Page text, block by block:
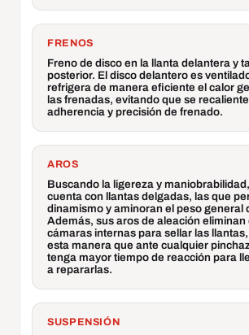
FRENOS
Freno de disco en la llanta delantera y
posterior. El disco delantero es
refrigera de manera eficiente el calor
las frenadas, evitando que se
adherencia y precisión de frenado.
AROS
Buscando la ligereza y
cuenta con llantas delgadas, las que
dinamismo y aminoran el peso general
Además, sus aros de aleación eliminan
cámaras internas para sellar las
esta manera que ante cualquier
tenga mayor tiempo de reacción para
a repararlas.
SUSPENSIÓN